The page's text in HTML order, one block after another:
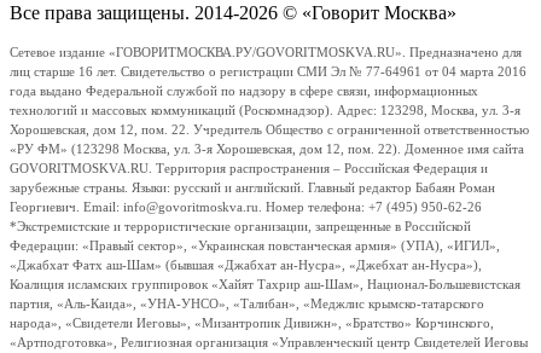
Все права защищены. 2014-2026 © «Говорит Москва»
Сетевое издание «ГОВОРИТМОСКВА.РУ/GOVORITMOSKVA.RU». Предназначено для
лиц старше 16 лет. Свидетельство о регистрации СМИ Эл № 77-64961 от 04 марта 2016
года выдано Федеральной службой по надзору в сфере связи, информационных
технологий и массовых коммуникаций (Роскомнадзор). Адрес: 123298, Москва, ул. 3-я
Хорошевская, дом 12, пом. 22. Учредитель Общество с ограниченной ответственностью
«РУ ФМ» (123298 Москва, ул. 3-я Хорошевская, дом 12, пом. 22). Доменное имя сайта
GOVORITMOSKVA.RU. Территория распространения – Российская Федерация и
зарубежные страны. Языки: русский и английский. Главный редактор Бабаян Роман
Георгиевич. Email: info@govoritmoskva.ru. Номер телефона: +7 (495) 950-62-26
*Экстремистские и террористические организации, запрещенные в Российской
Федерации: «Правый сектор», «Украинская повстанческая армия» (УПА), «ИГИЛ»,
«Джабхат Фатх аш-Шам» (бывшая «Джабхат ан-Нусра», «Джебхат ан-Нусра»),
Коалиция исламских группировок «Хайят Тахрир аш-Шам», Национал-Большевистская
партия, «Аль-Каида», «УНА-УНСО», «Талибан», «Меджлис крымско-татарского
народа», «Свидетели Иеговы», «Мизантропик Дивижн», «Братство» Корчинского,
«Артподготовка», Религиозная организация «Управленческий центр Свидетелей Иеговы